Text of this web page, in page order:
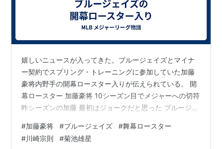
嬉しいニュースが入ってきた。ブルージェイズとマイナ
ー契約でスプリング・トレーニングに参加していた加藤
豪将内野手の開幕ロースター入りが伝えられている。 開
幕ロースター 加藤豪将 10シーズン目でメジャーへの切符
昨シーズンの加藤 最初はジョークだと思った ブルージェ
地元テレビ局「スポーツ・ネット」など複数のメディア
が伝えている。 10シーズン目でメジャーへの切符 加藤
#加藤豪将 #ブルージェイズ #舞幕ロースター
#川崎宗則 #菊池雄星